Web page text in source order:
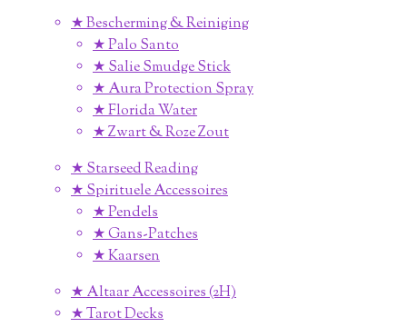
★ Bescherming & Reiniging
★ Palo Santo
★ Salie Smudge Stick
★ Aura Protection Spray
★ Florida Water
★ Zwart & Roze Zout
★ Starseed Reading
★ Spirituele Accessoires
★ Pendels
★ Gans-Patches
★ Kaarsen
★ Altaar Accessoires (2H)
★ Tarot Decks